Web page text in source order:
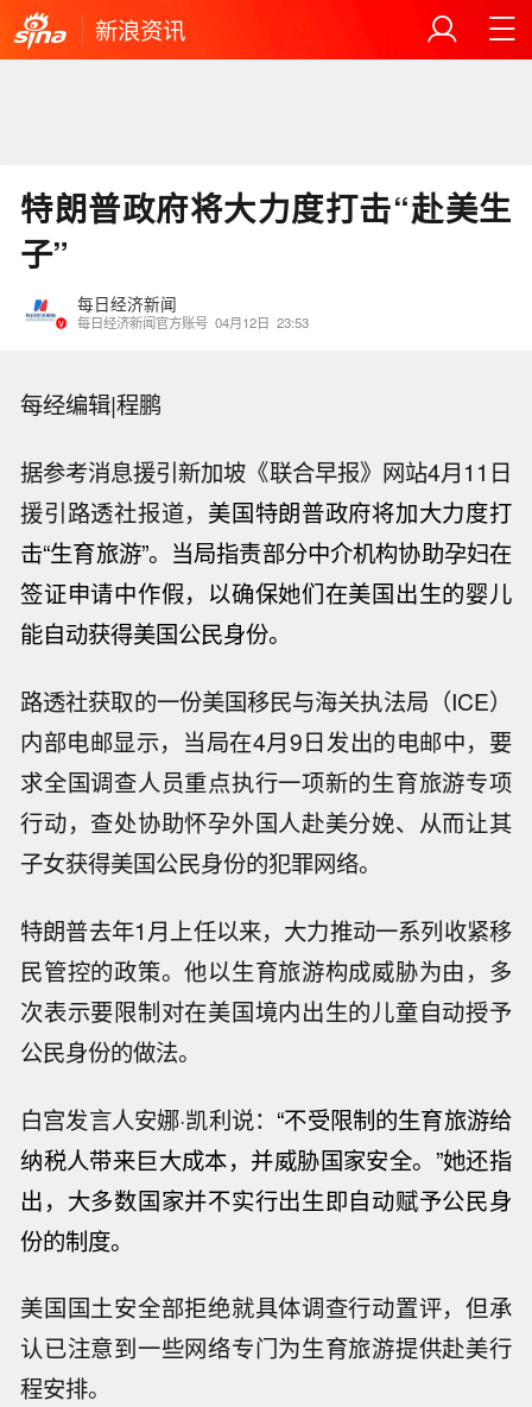
新浪资讯
特朗普政府将大力度打击“赴美生
子”
每日经济新闻
每日经济新闻官方账号 04月12日 23:53
每经编辑|程鹏
据参考消息援引新加坡《联合早报》网站4月11日
援引路透社报道， 美国特朗普政府将加大力度打
击“生育旅游”。当局指责部分中介机构协助孕妇在
签证申请中作假，以确保她们在美国出生的婴儿
能自动获得美国公民身份。
路透社获取的一份美国移民与海关执法局（ICE）
内部电邮显示，当局在4月9日发出的电邮中，要
求全国调查人员重点执行一项新的生育旅游专项
行动，查处协助怀孕外国人赴美分娩、从而让其
子女获得美国公民身份的犯罪网络。
特朗普去年1月上任以来，大力推动一系列收紧移
民管控的政策。他以生育旅游构成威胁为由，多
次表示要限制对在美国境内出生的儿童自动授予
公民身份的做法。
白宫发言人安娜·凯利说： “不受限制的生育旅游给
纳税人带来巨大成本，并威胁国家安全。”她还指
出，大多数国家并不实行出生即自动赋予公民身
份的制度。
美国国土安全部拒绝就具体调查行动置评，但承
认已注意到一些网络专门为生育旅游提供赴美行
程安排。